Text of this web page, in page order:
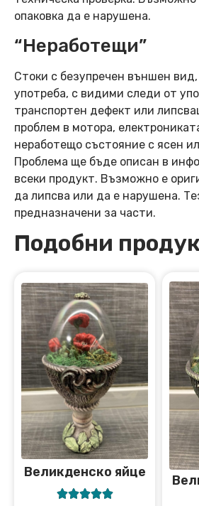
опаковка да е нарушена.
“Неработещи”
Стоки с безупречен външен
употреба, с видими следи от
транспортен дефект или
проблем в мотора,
неработещо състояние с ясен
Проблема ще бъде описан в
всеки продукт. Възможно е
да липсва или да е нарушена.
предназначени за части.
Подобни
Великденско яйце
